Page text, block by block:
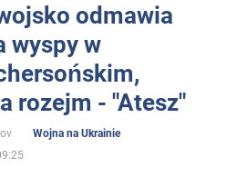
odmawia
wyspy w
rozejm - "Atesz"
Wojna na Ukrainie